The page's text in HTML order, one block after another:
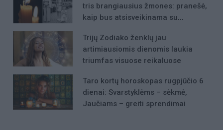
tris brangiausius žmones: pranešė,
kaip bus atsisveikinama su
Trijų Zodiako ženklų jau
artimiausiomis dienomis laukia
triumfas visuose reikaluose
Taro kortų horoskopas rugpjūčio 6
dienai: Svarstyklėms – sėkmė,
Jaučiams – greiti sprendimai